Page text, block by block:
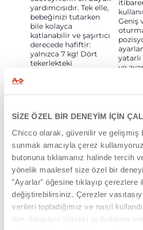
SİZE ÖZEL BİR DENEYİM İÇİN
Chicco olarak, güvenilir ve gelişmiş
sunmak amacıyla çerez
butonuna tıklamanız halinde tercih
yönelik maalesef size özel bir
"Ayarlar" öğesine tıklayıp çerezlere
değiştirebilirsiniz. Çerezler
verileri topladığımız ve nasıl
tüm detaylara linkteki aydınlatma
yardımcısıdır. Tek elle,
bebeğinizi tutarken
bile kolayca
katlanabilir ve şaşırtıcı
derecede hafiftir:
yalnızca 7 kg! Dört
tekerlekteki
Geniş
oturma
yatarlı
ve
KORUYUCU
TENTE
Geniş tente, UV50+
İKI
Seety,